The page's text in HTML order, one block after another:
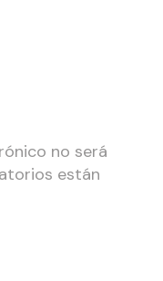
no será
están